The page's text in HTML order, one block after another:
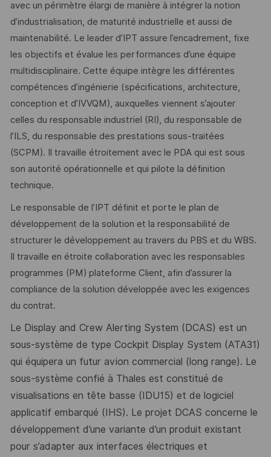
avec un périmètre élargi de manière à intégrer la notion
d’industrialisation, de maturité industrielle et aussi de
maintenabilité. Le leader d’IPT assure l’encadrement, fixe
les objectifs et évalue les performances d’une équipe
multidisciplinaire. Cette équipe intègre les différentes
compétences d’ingénierie (spécifications, architecture,
conception et d’IVVQM), auxquelles viennent s’ajouter
celles du responsable industriel (RI), du responsable de
l’ILS, du responsable des prestations sous-traitées
(SCPM). Il travaille étroitement avec le PDA qui est sous
son autorité opérationnelle et qui pilote la définition
technique.
Le responsable de l’IPT définit et porte le plan de
développement de la solution et la responsabilité de
structurer le développement au travers du PBS et du WBS.
Il travaille en étroite collaboration avec les responsables
programmes (PM) plateforme Client, afin d’assurer la
compliance de la solution développée avec les exigences
du contrat.
Le Display and Crew Alerting System (DCAS) est un
sous-système de type Cockpit Display System (ATA31)
qui équipera un futur avion commercial (long range). Le
sous-système confié à Thales est constitué de
visualisations en tête basse (IDU15) et de logiciel
applicatif embarqué (IHS). Le projet DCAS concerne le
développement d’une variante d’un produit existant
pour s’adapter aux interfaces électriques et